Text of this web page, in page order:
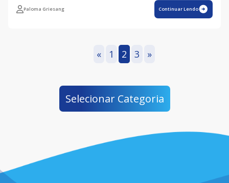
Paloma Griesang Continuar Lendo
« 1 2 3 »
Selecionar Categoria